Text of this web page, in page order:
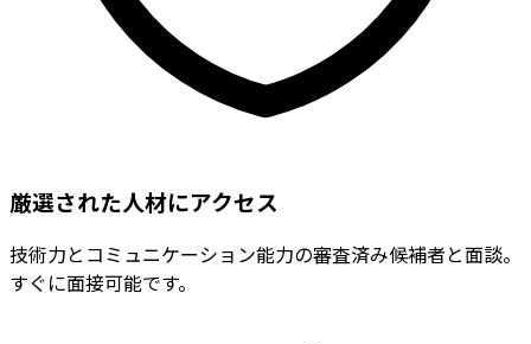
厳選された人材にアクセス
技術力とコミュニケーション能力の審査済み候補者と面談。
すぐに面接可能です。